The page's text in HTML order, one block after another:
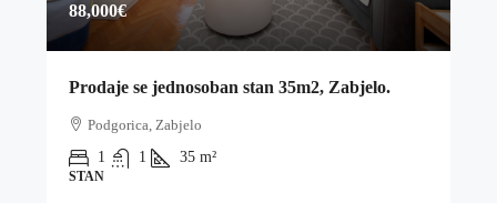
88,000€
Prodaje se jednosoban stan 35m2, Zabjelo.
Podgorica, Zabjelo
1
1 35 m²
STAN